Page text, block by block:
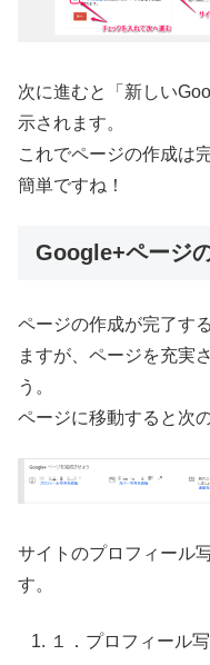
次に進むと「新しい
示されます。
これでページの作成は
簡単ですね！
Google+ページ
ページの作成が完了す
ますが、ページを充実
う。
ページに移動すると次
サイトのプロフィール
す。
１．プロフィール